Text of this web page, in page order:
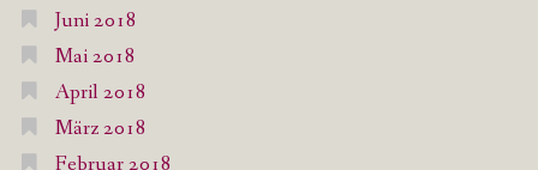
Juni 2018
Mai 2018
April 2018
März 2018
Februar 2018